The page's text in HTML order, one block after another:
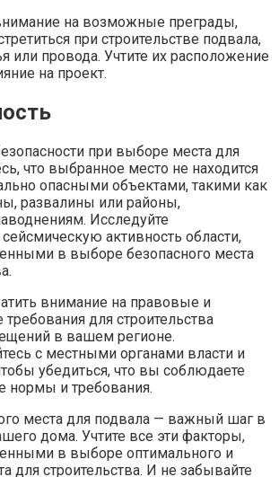
на возможные преграды,
при строительстве подвала,
или провода. Учтите их расположение
на проект.
при выборе места для
что выбранное место не находится
опасными объектами, такими как
развалины или районы,
Исследуйте
активность области,
в выборе безопасного места
внимание на правовые и
для строительства
в вашем регионе.
с местными органами власти и
убедиться, что вы соблюдаете
нормы и требования.
места для подвала — важный шаг в
дома. Учтите все эти факторы,
в выборе оптимального и
для строительства. И не забывайте